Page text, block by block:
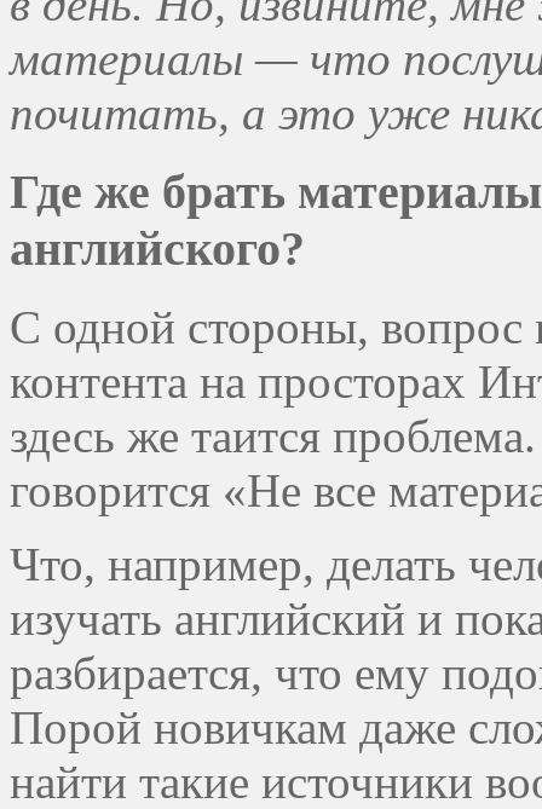
материалы — что
почитать, а это уже
Где же брать
английского?
С одной стороны, вопрос
контента на просторах
здесь же таится
говорится «Не все
Что, например, делать
изучать английский и
разбирается, что ему
Порой новичкам даже
найти такие источники